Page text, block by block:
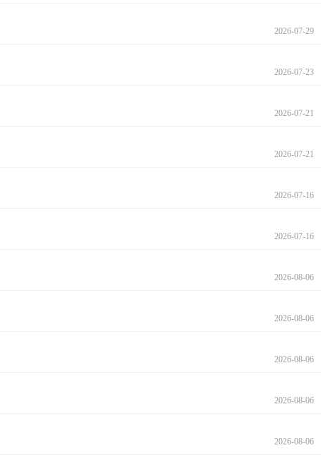
2026-07-29
2026-07-23
2026-07-21
2026-07-21
2026-07-16
2026-07-16
2026-08-06
2026-08-06
2026-08-06
2026-08-06
2026-08-06